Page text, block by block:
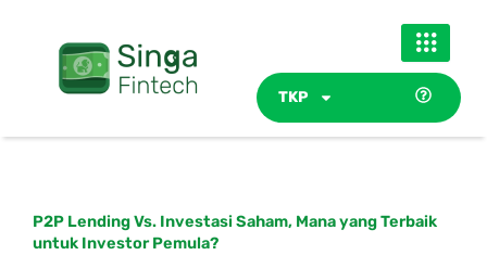
TKP
P2P Lending Vs. Investasi Saham, Mana yang Terbaik
untuk Investor Pemula?